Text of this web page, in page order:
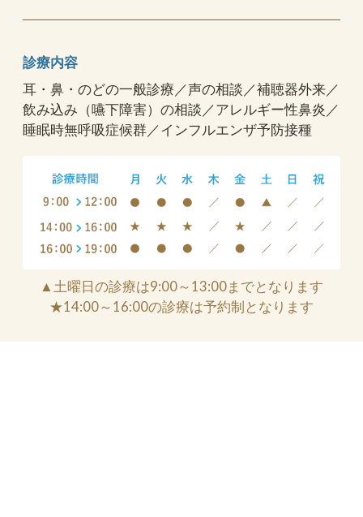
診療内容
耳・鼻・のどの一般診療／声の相談／補聴器外来／
飲み込み（嚥下障害）の相談／アレルギー性鼻炎／
睡眠時無呼吸症候群／インフルエンザ予防接種
▲土曜日の診療は9:00～13:00までとなります
★14:00～16:00の診療は予約制となります